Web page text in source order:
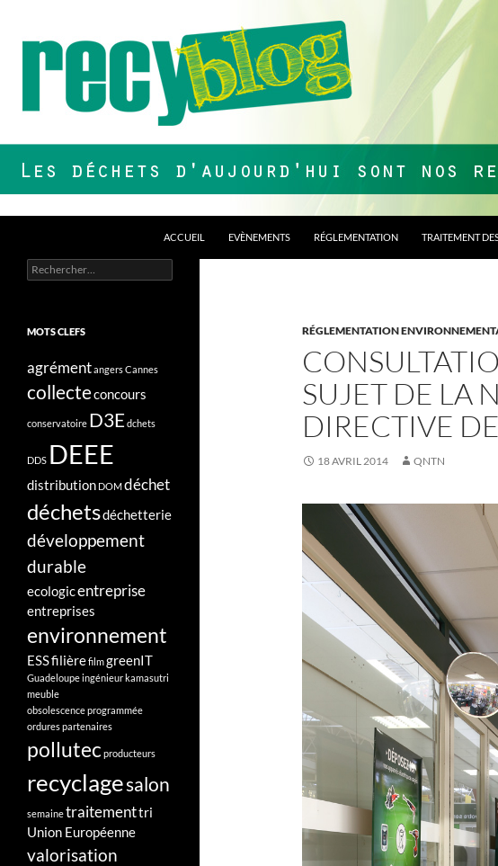
contenu
ACCUEIL EVÈNEMENTS RÉGLEMENTATION TRAITEMENT
RÉGLEMENTATION
SUJET DE LA
DIRECTIVE
18 AVRIL 2014 QNTN
Les déchets d'aujourd'hui sont nos
ressources de demain !
Rechercher :
MOTS CLEFS
agrémentangersCannes
collecteconcours
conservatoire D3Edchets
DDS DEEE
distribution DOMdéchet
déchetsdéchetterie
développement
durable
ecologicentreprise
entreprises
environnement
ESSfilièrefilmgreenIT
Guadeloupeingénieurkamasutri
meuble
obsolescence programmée
ordurespartenaires
pollutec producteurs
recyclagesalon
semainetraitementtri
Union Européenne
valorisation